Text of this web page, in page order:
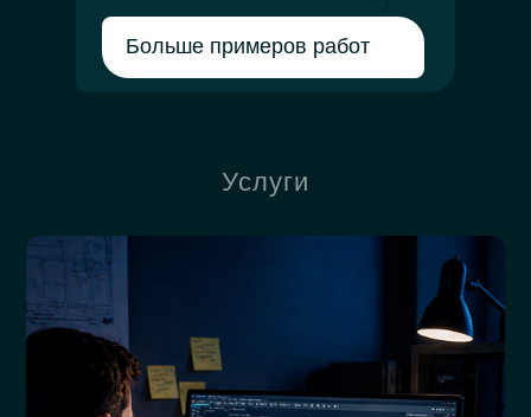
Больше примеров работ
Услуги